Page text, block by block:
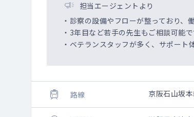
担当エージェントより
・診察の設備やフローが整っており、
・3年目など若手の先生もご相談可能で
・ベテランスタッフが多く、サポート
路線 京阪石山坂